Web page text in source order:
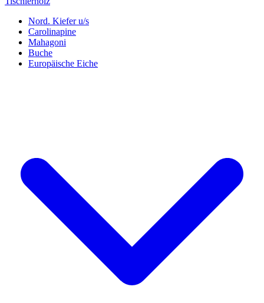
Nord. Kiefer u/s
Carolinapine
Mahagoni
Buche
Europäische Eiche